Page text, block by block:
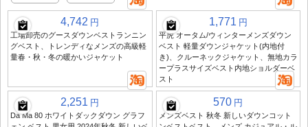
4,742 円
工場卸売のグースダウンベストランニン
グベスト、トレンディなメンズの高級軽
量春・秋・冬の暖かいジャケット
1,771 円
平虎 オータム/ウィンターメンズダウン
ベスト 軽量ダウンジャケット(内地付
き)、クルーネックジャケット、無地カラ
ープラスサイズベスト内地ショルダーベ
スト
2,251 円
Da Ma 80 ホワイトダックダウン グラフ
570 円
メンズベスト 秋冬 新しいダウンコット